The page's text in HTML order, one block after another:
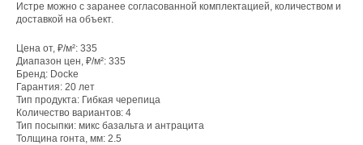
Истре можно с заранее согласованной комплектацией, количеством и
доставкой на объект.
Цена от, ₽/м²: 335
Диапазон цен, ₽/м²: 335
Бренд: Docke
Гарантия: 20 лет
Тип продукта: Гибкая черепица
Количество вариантов: 4
Тип посыпки: микс базальта и антрацита
Толщина гонта, мм: 2.5